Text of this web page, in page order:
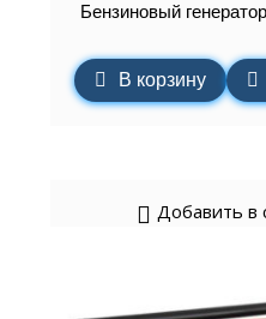
Бензиновый
В корзину
Добавить в